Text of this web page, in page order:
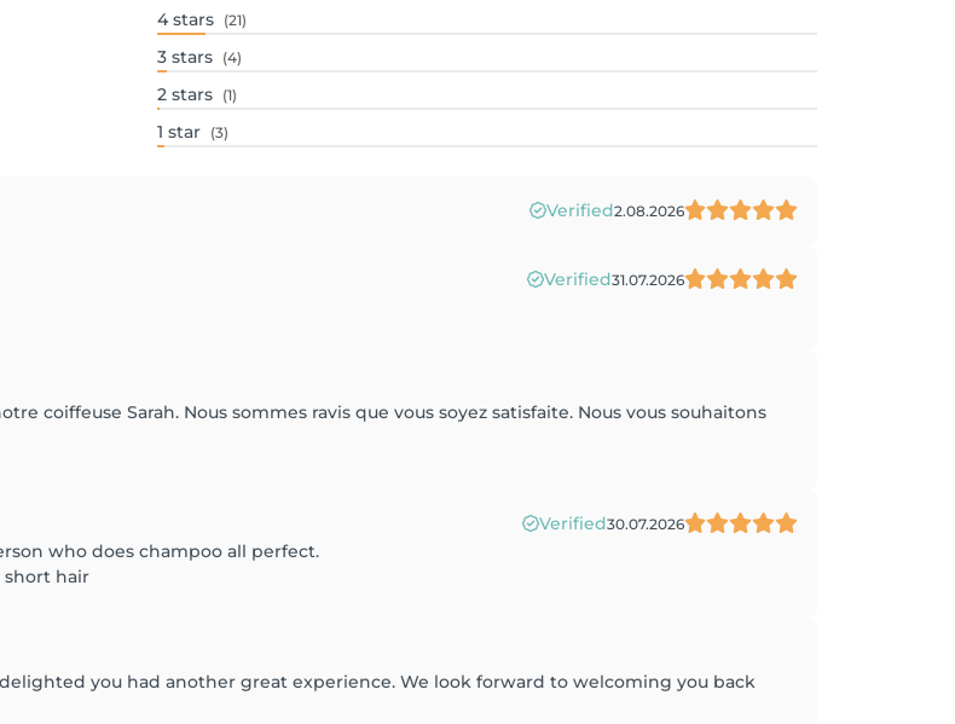
4 stars (21)
3 stars (4)
2 stars (1)
1 star (3)
Verified2.08.2026
Verified31.07.2026
coiffeuse Sarah. Nous sommes ravis que vous soyez satisfaite. Nous vous souhaitons
Verified30.07.2026
who does champoo all perfect.
short hair
you had another great experience. We look forward to welcoming you back